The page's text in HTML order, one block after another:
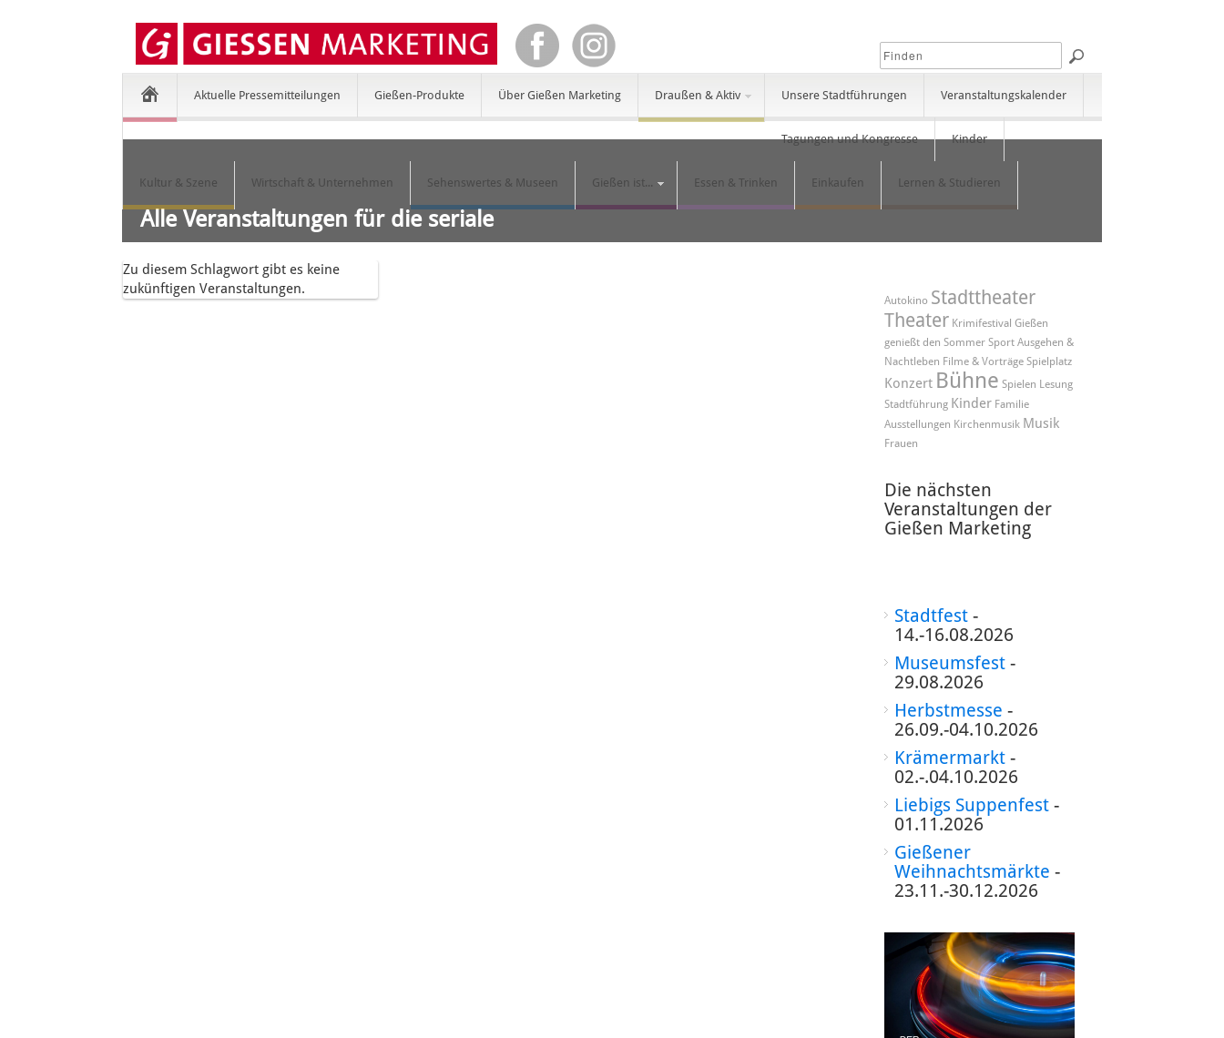
Aktuelle Pressemitteilungen Gießen-Produkte Über Gießen Marketing Draußen & Aktiv Unsere Stadtführungen Veranstaltungskalender
Tagungen und Kongresse Kinder
Kultur & Szene Wirtschaft & Unternehmen Sehenswertes & Museen Gießen ist... Essen & Trinken Einkaufen Lernen & Studieren
Alle Veranstaltungen für die seriale
Zu diesem Schlagwort gibt es keine
zukünftigen Veranstaltungen.
Autokino Stadttheater
Theater Krimifestival Gießen
genießt den Sommer Sport Ausgehen &
Nachtleben Filme & Vorträge Spielplatz
Konzert Bühne Spielen Lesung
Stadtführung Kinder Familie
Ausstellungen Kirchenmusik Musik
Frauen
Die nächsten
Veranstaltungen der
Gießen Marketing
Stadtfest-
14.-16.08.2026
Museumsfest-
29.08.2026
Herbstmesse -
26.09.-04.10.2026
Krämermarkt-
02.-.04.10.2026
Liebigs Suppenfest-
01.11.2026
Gießener
Weihnachtsmärkte -
23.11.-30.12.2026